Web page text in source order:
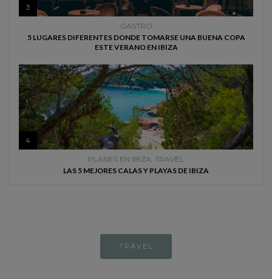
3
GASTRO
5 LUGARES DIFERENTES DONDE TOMARSE UNA BUENA COPA
ESTE VERANO EN IBIZA
4
PLANES EN IBIZA, TRAVEL
LAS 5 MEJORES CALAS Y PLAYAS DE IBIZA
TRAVEL